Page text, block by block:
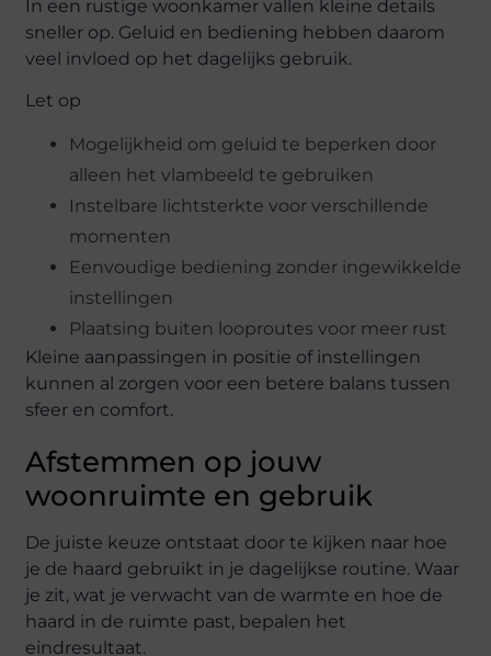
In een rustige woonkamer vallen kleine details
sneller op. Geluid en bediening hebben daarom
veel invloed op het dagelijks gebruik.
Let op
Mogelijkheid om geluid te beperken door
alleen het vlambeeld te gebruiken
Instelbare lichtsterkte voor verschillende
momenten
Eenvoudige bediening zonder ingewikkelde
instellingen
Plaatsing buiten looproutes voor meer rust
Kleine aanpassingen in positie of instellingen
kunnen al zorgen voor een betere balans tussen
sfeer en comfort.
Afstemmen op jouw
woonruimte en gebruik
De juiste keuze ontstaat door te kijken naar hoe
je de haard gebruikt in je dagelijkse routine. Waar
je zit, wat je verwacht van de warmte en hoe de
haard in de ruimte past, bepalen het
eindresultaat.